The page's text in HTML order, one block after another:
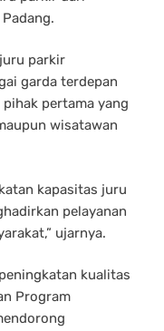
parkir
garda terdepan
pertama yang
wisatawan
kapasitas juru
pelayanan
ujarnya.
kualitas
Program